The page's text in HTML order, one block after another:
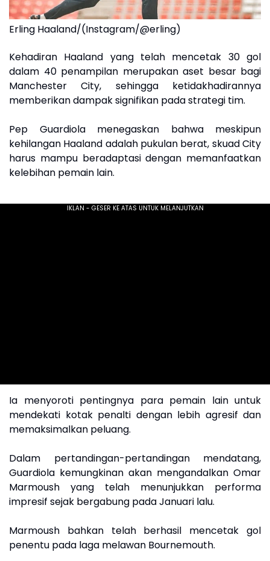
Erling Haaland/(Instagram/@erling)
Kehadiran Haaland yang telah mencetak 30 gol
dalam 40 penampilan merupakan aset besar bagi
Manchester City, sehingga ketidakhadirannya
memberikan dampak signifikan pada strategi tim.
Pep Guardiola menegaskan bahwa meskipun
kehilangan Haaland adalah pukulan berat, skuad City
harus mampu beradaptasi dengan memanfaatkan
kelebihan pemain lain.
Ia menyoroti pentingnya para pemain lain untuk
mendekati kotak penalti dengan lebih agresif dan
memaksimalkan peluang.
Dalam pertandingan-pertandingan mendatang,
Guardiola kemungkinan akan mengandalkan Omar
Marmoush yang telah menunjukkan performa
impresif sejak bergabung pada Januari lalu.
Marmoush bahkan telah berhasil mencetak gol
penentu pada laga melawan Bournemouth.